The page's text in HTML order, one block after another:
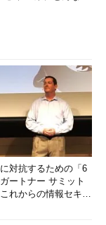
対抗するための「6
ートナー サミット
れからの情報セキュ